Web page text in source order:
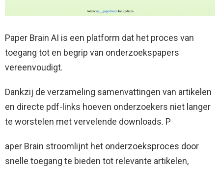
Paper Brain AI is een platform dat het proces van
toegang tot en begrip van onderzoekspapers
vereenvoudigt.
Dankzij de verzameling samenvattingen van artikelen
en directe pdf-links hoeven onderzoekers niet langer
te worstelen met vervelende downloads. P
aper Brain stroomlijnt het onderzoeksproces door
snelle toegang te bieden tot relevante artikelen,